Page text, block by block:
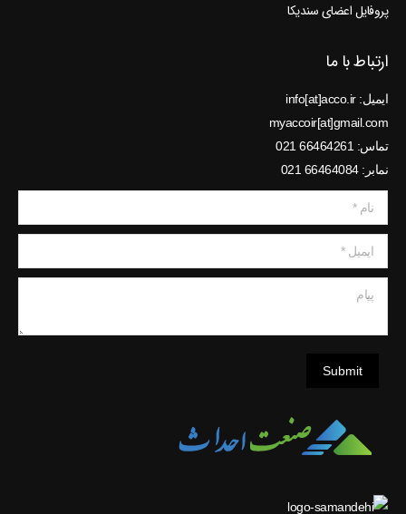
پروفایل اعضای سندیکا
ارتباط با ما
ایمیل: info[at]acco.ir
myaccoir[at]gmail.com
تماس: 66464261 021
نمابر: 66464084 021
نام *
ایمیل *
Submit